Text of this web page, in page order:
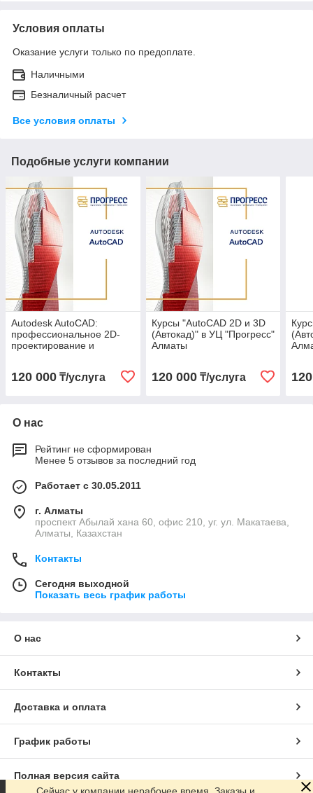
Условия оплаты
Оказание услуги только по предоплате.
Наличными
Безналичный расчет
Все условия оплаты
Подобные услуги компании
Autodesk AutoCAD:
профессиональное 2D-
проектирование и
120 000 ₸/услуга
Курсы "AutoCAD 2D и 3D
(Автокад)" в УЦ "Прогресс"
Алматы
120 000₸/услуга
О нас
Рейтинг не сформирован
Менее 5 отзывов за последний год
Работает с 30.05.2011
г. Алматы
проспект Абылай хана 60, офис 210, уг. ул. Макатаева,
Алматы, Казахстан
Контакты
Сегодня выходной
Показать весь график работы
О нас
Контакты
Доставка и оплата
График работы
Полная версия сайта